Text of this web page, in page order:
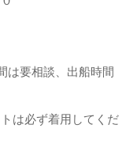
要相談、出船時間
は必ず着用してくだ